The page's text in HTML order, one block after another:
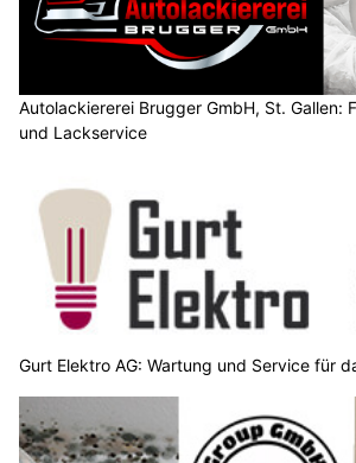
Autolackiererei Brugger GmbH, St. Gallen:
und Lackservice
Gurt Elektro AG: Wartung und Service für